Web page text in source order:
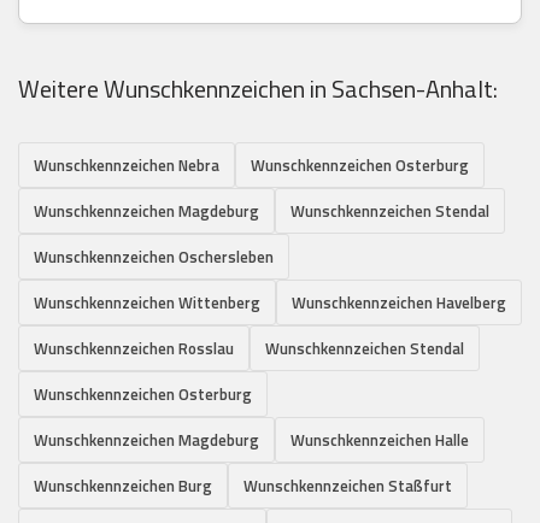
Weitere Wunschkennzeichen in Sachsen-Anhalt:
Wunschkennzeichen Nebra
Wunschkennzeichen Osterburg
Wunschkennzeichen Magdeburg
Wunschkennzeichen Stendal
Wunschkennzeichen Oschersleben
Wunschkennzeichen Wittenberg
Wunschkennzeichen Havelberg
Wunschkennzeichen Rosslau
Wunschkennzeichen Stendal
Wunschkennzeichen Osterburg
Wunschkennzeichen Magdeburg
Wunschkennzeichen Halle
Wunschkennzeichen Burg
Wunschkennzeichen Staßfurt